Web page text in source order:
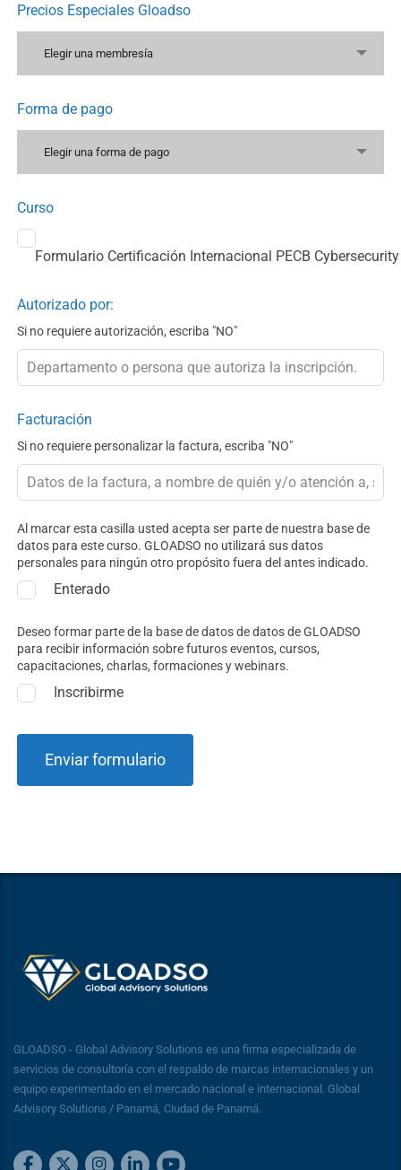
Precios Especiales Gloadso
Elegir una membresía
Forma de pago
Elegir una forma de pago
Curso
Formulario Certificación Internacional PECB
Autorizado por:
Si no requiere autorización, escriba "NO"
Facturación
Si no requiere personalizar la factura, escriba "NO"
Al marcar esta casilla usted acepta ser parte de nuestra base de
datos para este curso. GLOADSO no utilizará sus datos
personales para ningún otro propósito fuera del antes indicado.
Enterado
Deseo formar parte de la base de datos de datos de GLOADSO
para recibir información sobre futuros eventos, cursos,
capacitaciones, charlas, formaciones y webinars.
Inscribirme
Enviar formulario
GLOADSO - Global Advisory Solutions es una firma especializada de
servicios de consultoría con el respaldo de marcas internacionales y un
equipo experimentado en el mercado nacional e internacional. Global
Advisory Solutions / Panamá, Ciudad de Panamá.